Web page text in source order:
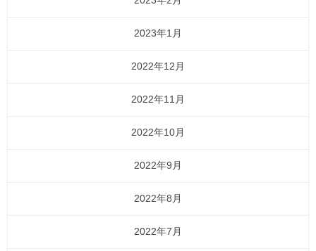
2023年1月
2022年12月
2022年11月
2022年10月
2022年9月
2022年8月
2022年7月